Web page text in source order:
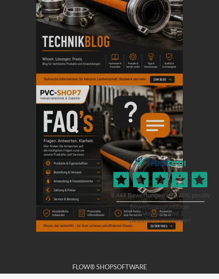
FLOW® SHOPSOFTWARE